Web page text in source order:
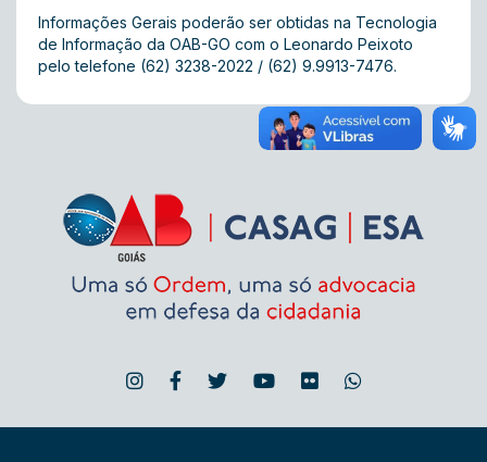
Informações Gerais poderão ser obtidas na Tecnologia
de Informação da OAB-GO com o Leonardo Peixoto
pelo telefone (62) 3238-2022 / (62) 9.9913-7476.